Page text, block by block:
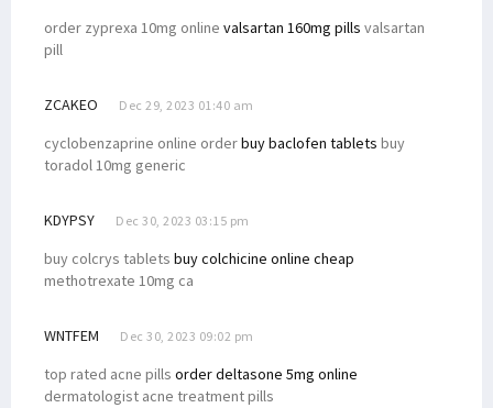
order zyprexa 10mg online valsartan 160mg pills valsartan
pill
ZCAKEO Dec 29, 2023 01:40 am
cyclobenzaprine online orderbuy baclofen tablets buy
toradol 10mg generic
KDYPSY Dec 30, 2023 03:15 pm
buy colcrys tablets buy colchicine online cheap
methotrexate 10mg ca
WNTFEM Dec 30, 2023 09:02 pm
top rated acne pills order deltasone 5mg online
dermatologist acne treatment pills